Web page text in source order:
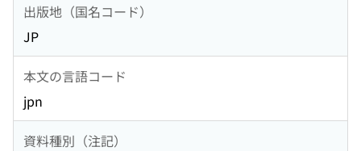
出版地（国名コード）
JP
本文の言語コード
jpn
資料種別（注記）